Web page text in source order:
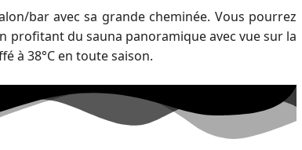
bar avec sa grande cheminée. Vous pourrez
profitant du sauna panoramique avec vue sur la
à 38°C en toute saison.